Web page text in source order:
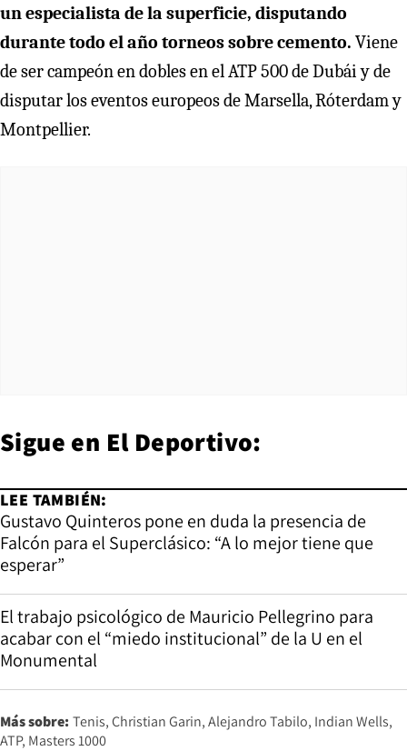
un especialista de la superficie, disputando
durante todo el año torneos sobre cemento. Viene
de ser campeón en dobles en el ATP 500 de Dubái y de
disputar los eventos europeos de Marsella, Róterdam y
Montpellier.
Sigue en El Deportivo:
LEE TAMBIÉN:
Gustavo Quinteros pone en duda la presencia de
Falcón para el Superclásico: “A lo mejor tiene que
esperar”
El trabajo psicológico de Mauricio Pellegrino para
acabar con el “miedo institucional” de la U en el
Monumental
Más sobre: Tenis Christian Garin Alejandro Tabilo Indian Wells
ATP Masters 1000